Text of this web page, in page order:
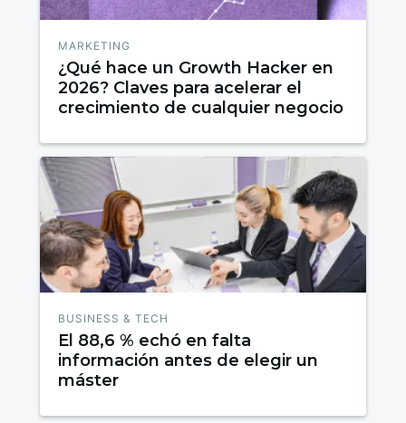
MARKETING
¿Qué hace un Growth Hacker en
2026? Claves para acelerar el
crecimiento de cualquier negocio
BUSINESS & TECH
El 88,6 % echó en falta
información antes de elegir un
máster